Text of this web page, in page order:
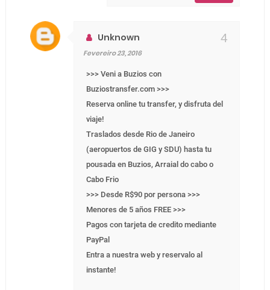
Unknown
Fevereiro 23, 2016
>>> Veni a Buzios con
Buziostransfer.com >>>
Reserva online tu transfer, y disfruta del
viaje!
Traslados desde Rio de Janeiro
(aeropuertos de GIG y SDU) hasta tu
pousada en Buzios, Arraial do cabo o
Cabo Frio
>>> Desde R$90 por persona >>>
Menores de 5 años FREE >>>
Pagos con tarjeta de credito mediante
PayPal
Entra a nuestra web y reservalo al
instante!